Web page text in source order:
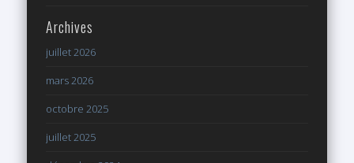
Archives
juillet 2026
mars 2026
octobre 2025
juillet 2025